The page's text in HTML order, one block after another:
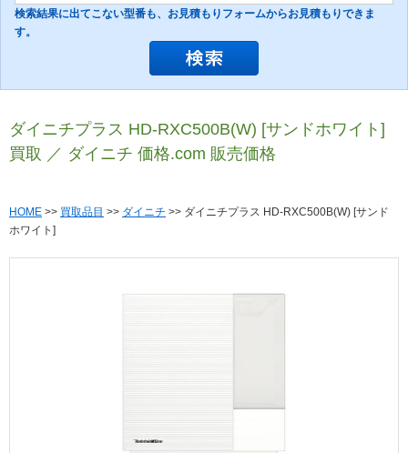
検索結果に出てこない型番も、お見積もりフォームからお見積もりできま
す。
ダイニチプラス HD-RXC500B(W) [サンドホワイト]
買取 ／ ダイニチ 価格.com 販売価格
HOME >> 買取品目 >> ダイニチ >> ダイニチプラス HD-RXC500B(W) [サンド
ホワイト]